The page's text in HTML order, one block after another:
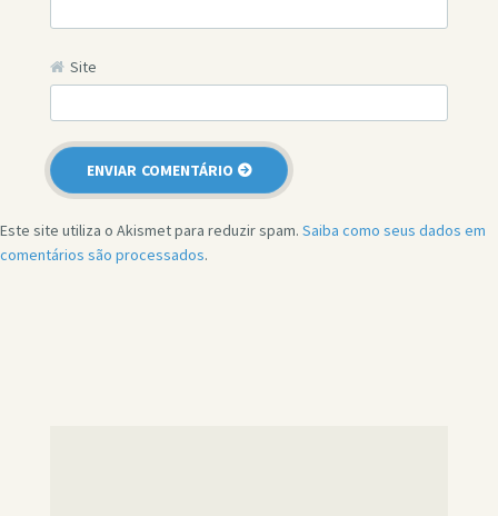
Site
Este site utiliza o Akismet para reduzir spam. Saiba como seus dados em
comentários são processados.